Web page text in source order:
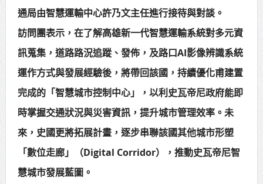
通局由智慧運輸中心許乃文主任進行接待與對談。
訪問團表示，在了解高雄新一代智慧運輸系統對多元資
訊蒐集，道路路況追蹤、發佈，及路口AI影像辨識系統
運作方式與發展經驗後，將帶回該國，持續優化甫建置
完成的「智慧城市控制中心」，以利史瓦帝尼政府能即
時掌握交通狀況與災害資訊，提升城市管理效率。未
來，史國更將拓展計畫，逐步串聯該國其他城市形塑
「數位走廊」（Digital Corridor），推動史瓦帝尼智
慧城市發展藍圖。